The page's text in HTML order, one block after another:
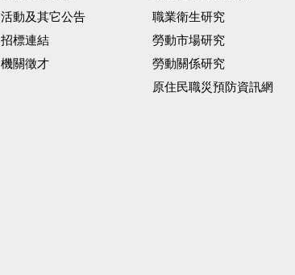
活動及其它公告
招標連結
機關徵才
職業衛生研究
勞動市場研究
勞動關係研究
原住民職災預防資訊網